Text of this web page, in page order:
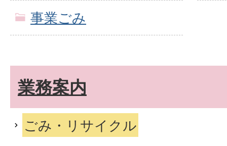
事業ごみ
業務案内
ごみ・リサイクル